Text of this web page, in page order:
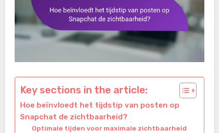
Key sections in the article:
Hoe beïnvloedt het tijdstip van posten op
Snapchat de zichtbaarheid?
Optimale tijden voor maximale zichtbaarheid